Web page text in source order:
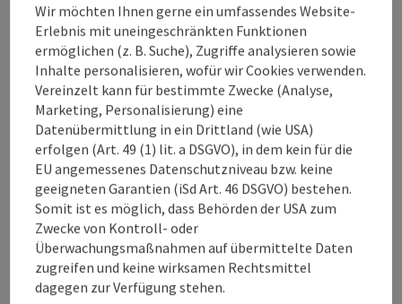
Beitrag merken
zum Merkzettel
PDF erstellen
Beitrag drucken
In der Nähe
powered by TOURDATA
Wir möchten Ihnen gerne ein umfassendes Website-
Erlebnis mit uneingeschränkten Funktionen
ermöglichen (z. B. Suche), Zugriffe analysieren sowie
Inhalte personalisieren, wofür wir Cookies verwenden.
Vereinzelt kann für bestimmte Zwecke (Analyse,
Marketing, Personalisierung) eine
Datenübermittlung in ein Drittland (wie USA)
erfolgen (Art. 49 (1) lit. a DSGVO), in dem kein für die
EU angemessenes Datenschutzniveau bzw. keine
geeigneten Garantien (iSd Art. 46 DSGVO) bestehen.
Somit ist es möglich, dass Behörden der USA zum
Zwecke von Kontroll- oder
Überwachungsmaßnahmen auf übermittelte Daten
zugreifen und keine wirksamen Rechtsmittel
dagegen zur Verfügung stehen.